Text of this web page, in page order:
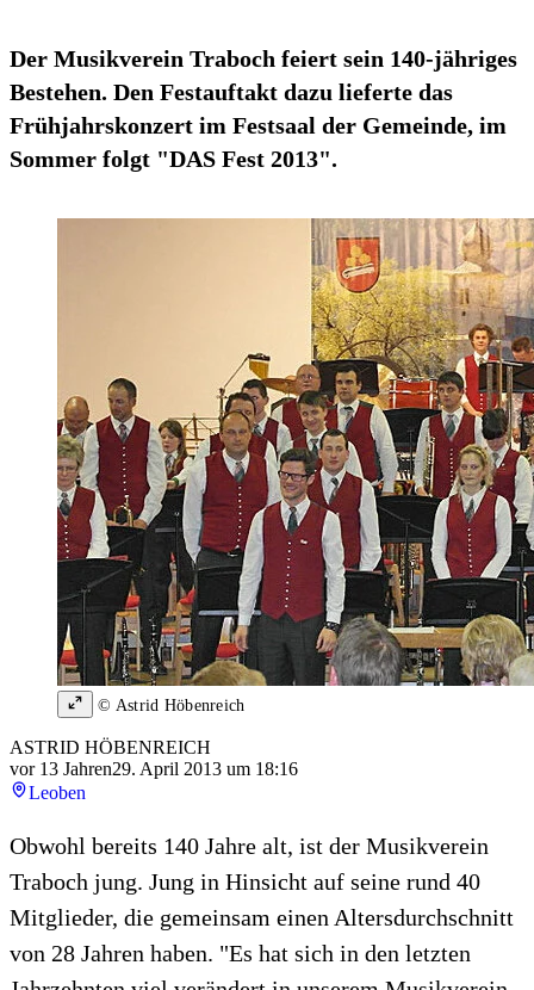
Der Musikverein Traboch feiert sein 140-jähriges
Bestehen. Den Festauftakt dazu lieferte das
Frühjahrskonzert im Festsaal der Gemeinde, im
Sommer folgt "DAS Fest 2013".
© Astrid Höbenreich
ASTRID HÖBENREICH
vor 13 Jahren29. April 2013 um 18:16
Leoben
Obwohl bereits 140 Jahre alt, ist der Musikverein
Traboch jung. Jung in Hinsicht auf seine rund 40
Mitglieder, die gemeinsam einen Altersdurchschnitt
von 28 Jahren haben. "Es hat sich in den letzten